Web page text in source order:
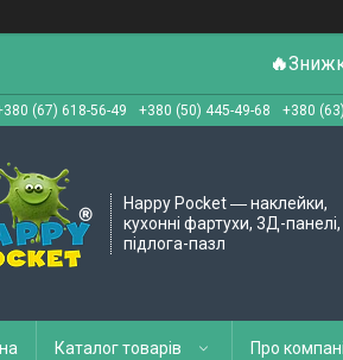
🔥
(67) 618-56-49 +380 (50) 445-49-68 +380
Happy Pocket ― наклейки,
кухонні фартухи, 3Д-панелі,
підлога-пазл
Каталог товарів Про